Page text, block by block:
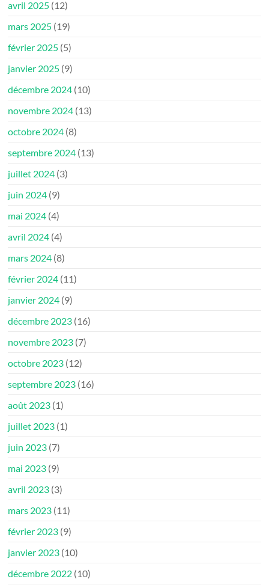
avril 2025 (12)
mars 2025 (19)
février 2025 (5)
janvier 2025 (9)
décembre 2024 (10)
novembre 2024 (13)
octobre 2024 (8)
septembre 2024 (13)
juillet 2024 (3)
juin 2024 (9)
mai 2024 (4)
avril 2024 (4)
mars 2024 (8)
février 2024 (11)
janvier 2024 (9)
décembre 2023 (16)
novembre 2023 (7)
octobre 2023 (12)
septembre 2023 (16)
août 2023 (1)
juillet 2023 (1)
juin 2023 (7)
mai 2023 (9)
avril 2023 (3)
mars 2023 (11)
février 2023 (9)
janvier 2023 (10)
décembre 2022 (10)